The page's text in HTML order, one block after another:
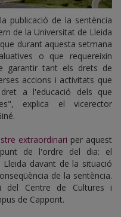
publicació de la sentència
de la Universitat de Lleida
durant aquesta setmana
o que requereixin
garantir tant els drets de
accions i activitats que
a l'educació dels que
explica el vicerector
extraordinari per aquest
de l'ordre del dia: el
davant de la situació
de la sentència.
del Centre de Cultures i
de Cappont.